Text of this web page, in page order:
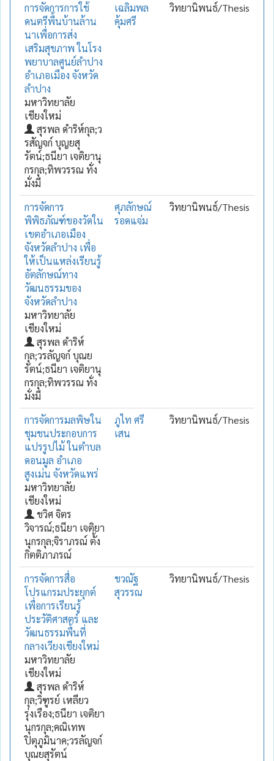
การจัดการการใช้
ดนตรีพื้นบ้านล้าน
นาเพื่อการส่ง
เสริมสุขภาพ ในโรง
พยาบาลศูนย์ลำปาง
อำเภอเมือง จังหวัด
ลำปาง
มหาวิทยาลัย
เชียงใหม่
สุรพล ดำริห์กุล;ว
รสัญจก์ บุญยสุ
รัตน์;ธนียา เจติยานุ
กรกุล;ทิพวรรณ ทั่ง
มั่งมี
เฉลิมพล
คุ้มศรี
วิทยานิพนธ์/Thesis
การจัดการ
พิพิธภัณฑ์ของวัดใน
เขตอำเภอเมือง
จังหวัดลำปาง เพื่อ
ให้เป็นแหล่งเรียนรู้
อัตลักษณ์ทาง
วัฒนธรรมของ
จังหวัดลำปาง
มหาวิทยาลัย
เชียงใหม่
สุรพล ดำริห์
กุล;วรลัญจก์ บุณย
รัตน์;ธนียา เจติยานุ
กรกุล;ทิพวรรณ ทั่ง
มั่งมี
ศุภลักษณ์
รอดแจ่ม
วิทยานิพนธ์/Thesis
การจัดการมลพิษใน
ชุมชนประกอบการ
แปรรูปไม้ ในตำบล
ดอนมูล อำเภอ
สูงเม่น จังหวัดแพร่
มหาวิทยาลัย
เชียงใหม่
ชวิศ จิตร
วิจารณ์;ธนียา เจติยา
นุกรกุล;จิราภรณ์ ตั้ง
กิตติภาภรณ์
ภูไท ศรี
เสน
วิทยานิพนธ์/Thesis
การจัดการสื่อ
โปรแกรมประยุกต์
เพื่อการเรียนรู้
ประวัติศาสตร์ และ
วัฒนธรรมพื้นที่
กลางเวียงเชียงใหม่
มหาวิทยาลัย
เชียงใหม่
สุรพล ดำริห์
กุล;วิฑูรย์ เหลียว
รุ่งเรือง;ธนียา เจติยา
นุกรกุล;คณิเทพ
ปิตุภูมินาค;วรลัญจก์
บุณยสุรัตน์
ชวณัฐ
สุวรรณ
วิทยานิพนธ์/Thesis